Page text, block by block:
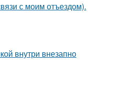
с моим отъездом).
внутри внезапно